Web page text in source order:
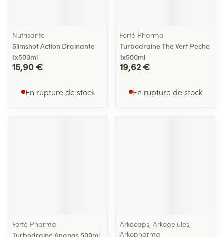
Nutrisante
Slimshot Action Drainante
1x500ml
15,90 €
En rupture de stock
Forté Pharma
Turbodraine The Vert Peche
1x500ml
19,62 €
En rupture de stock
Forté Pharma
Turbodraine Ananas 500ml
Arkocaps, Arkogelules,
Arkopharma